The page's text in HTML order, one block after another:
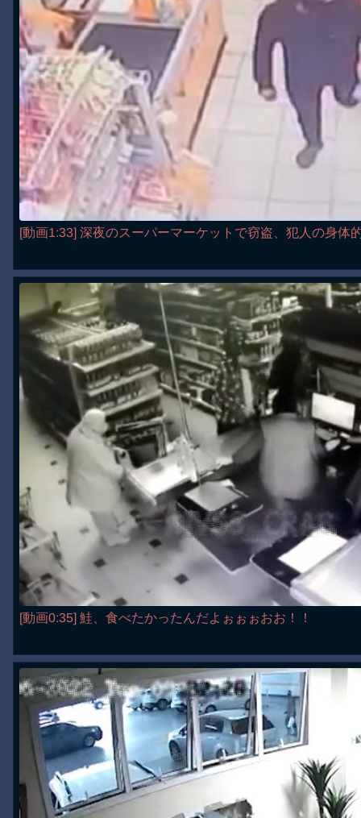
[動画1:33] 深夜のスーパーマーケットで窃盗、犯人の身体
[動画0:35] 鮭、食べたかったんだよぉぉぉおお！！